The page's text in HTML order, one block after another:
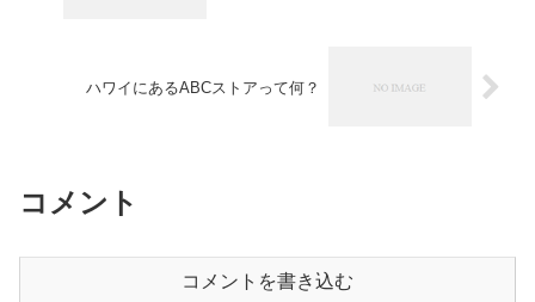
ハワイにあるABCストアって何？
コメント
コメントを書き込む